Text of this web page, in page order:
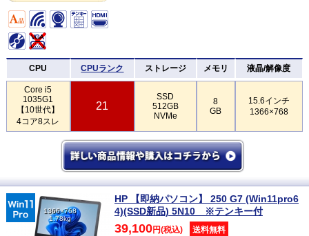
CPU CPUランク ストレージ メモリ 液晶/解像度
Core i5
1035G1
【10世代】
4コア8スレ
21
SSD
512GB
NVMe
8
GB
15.6インチ
1366×768
1366×768
1.78kg
HP 【即納パソコン】 250 G7 (Win11pro6
4)(SSD新品) 5N10 ※テンキー付
39,100円(税込) 送料無料